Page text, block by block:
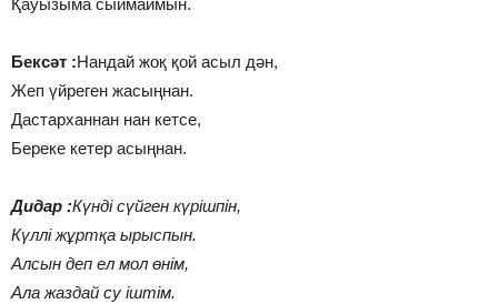
Қауызыма сыймаймын.
Бексәт :Нандай жоқ қой асыл дән,
Жеп үйреген жасыңнан.
Дастарханнан нан кетсе,
Береке кетер асыңнан.
Дидар :Күнді сүйген күрішпін,
Күллі жұртқа ырыспын.
Алсын деп ел мол өнім,
Ала жаздай су іштім.